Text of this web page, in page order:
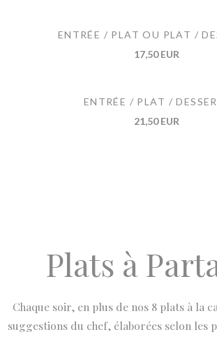
ENTRÉE / PLAT OU PLAT /
17,50 EUR
ENTRÉE / PLAT /
21,50 EUR
Plats à
Chaque soir, en plus de nos 8 plats à la
suggestions du chef, élaborées selon les